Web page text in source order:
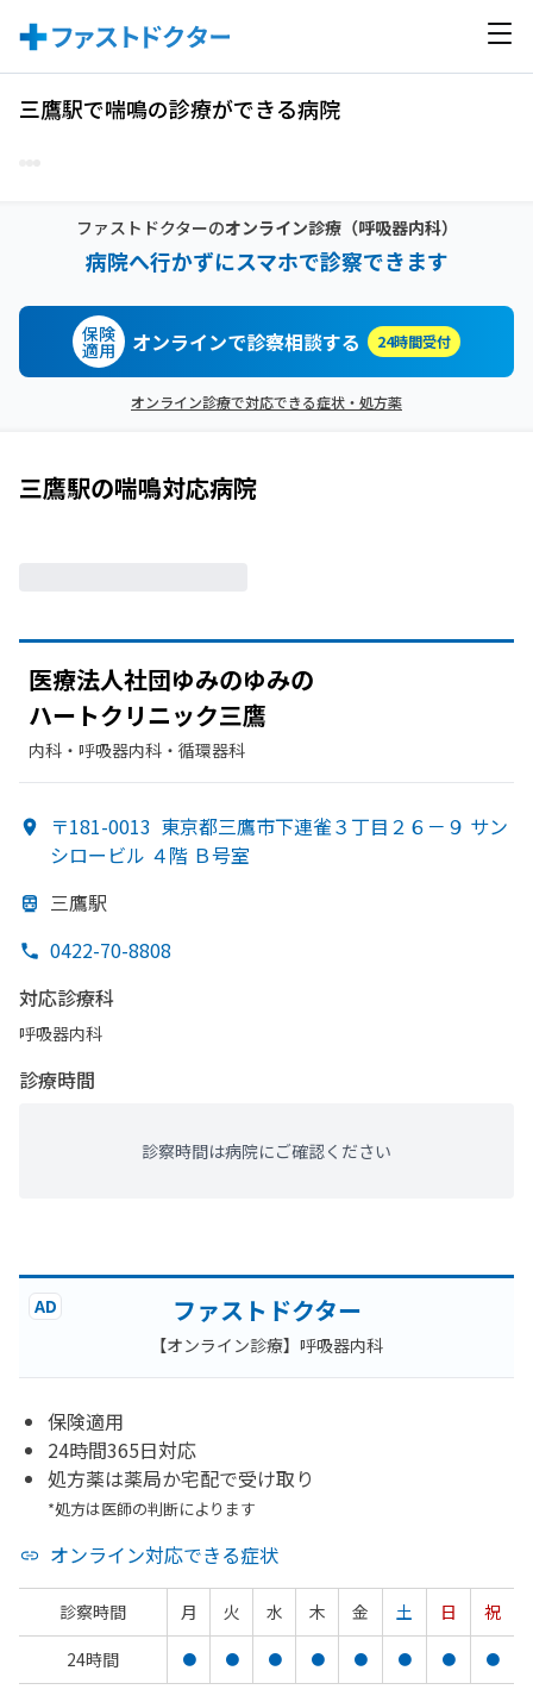
三鷹駅で喘鳴の診療ができる病院
ファストドクターのオンライン診療（呼吸器内科）
病院へ行かずにスマホで診察できます
保険
適用 オンラインで診察相談する 24時間受付
オンライン診療で対応できる症状・処方薬
三鷹駅の喘鳴対応病院
医療法人社団ゆみのゆみの
ハートクリニック三鷹
内科・​呼吸器内科・​循環器科
〒181-0013 東京都三鷹市下連雀３丁目２６－９ サン
シロービル ４階 Ｂ号室
三鷹駅
0422-70-8808
対応診療科
呼吸器内科
診療時間
診察時間は病院にご確認ください
AD ファストドクター
【オンライン診療】呼吸器内科
保険適用
24時間365日対応
処方薬は薬局か宅配で受け取り
*処方は医師の判断によります
オンライン対応できる症状
診察時間 月 火 水 木 金 土 日
祝
24時間
● ● ● ● ● ● ● ●